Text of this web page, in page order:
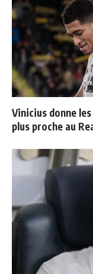
Vinicius donne
plus proche au